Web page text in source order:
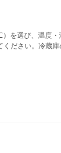
を選び、温度
ださい。冷蔵庫